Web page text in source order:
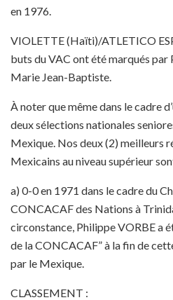
en 1976.
VIOLETTE (Haïti)/ATLETICO
buts du VAC ont été marqués par
Marie Jean-Baptiste.
À noter que même dans le cadre
deux sélections nationales
Mexique. Nos deux (2) meilleurs
Mexicains au niveau supérieur
a) 0-0 en 1971 dans le cadre du
CONCACAF des Nations à
circonstance, Philippe VORBE a
de la CONCACAF” à la fin de
par le Mexique.
CLASSEMENT :